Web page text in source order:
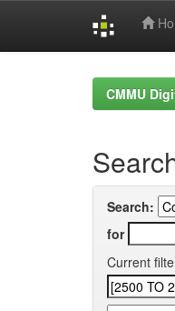
CMMU
Search:
for
Current